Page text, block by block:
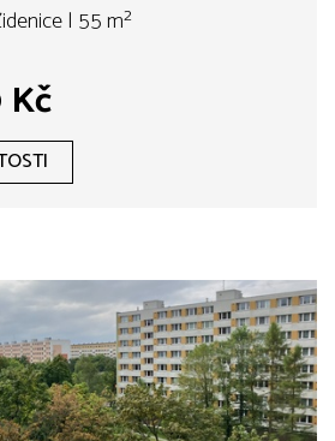
lesoparku Bílá
| 55 m²